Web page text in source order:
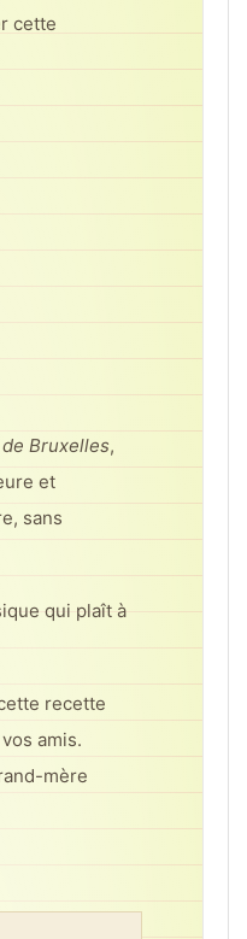
cette
de Bruxelles,
et
sans
qui plaît à
recette
amis.
mère